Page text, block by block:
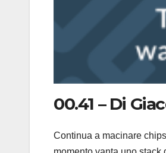
00.41 – Di
Continua a macinare